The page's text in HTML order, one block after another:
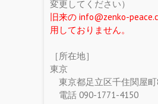
変更してください）
旧来の info@zenko-
用しておりません。
［所在地］
東京
東京都足立区千住関屋
電話 090-1771-4150